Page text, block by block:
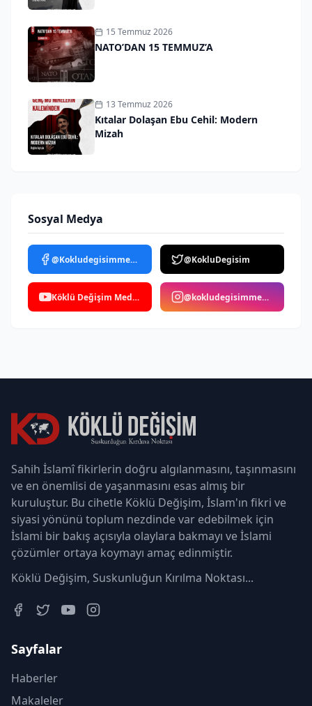
15 Temmuz 2026
NATO’DAN 15 TEMMUZ’A
13 Temmuz 2026
Kıtalar Dolaşan Ebu Cehil: Modern
Mizah
Sosyal Medya
@Kokludegisimmedya @KokluDegisim
Köklü Değişim Medya @kokludegisimmedya
Sahih İslamî fikirlerin doğru algılanmasını, taşınmasını
ve en önemlisi de yaşanmasını esas almış bir
kuruluştur. Bu cihetle Köklü Değişim, İslam'ın fikri ve
siyasi yönünü toplum nezdinde var edebilmek için
İslami bir bakış açısıyla olaylara bakmayı ve İslami
çözümler ortaya koymayı amaç edinmiştir.
Köklü Değişim, Suskunluğun Kırılma Noktası...
Sayfalar
Haberler
Makaleler